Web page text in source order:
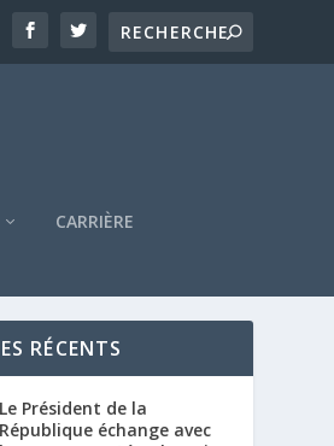
CARRIÈRE
RÉCENTS
Le Président de la
République échange avec